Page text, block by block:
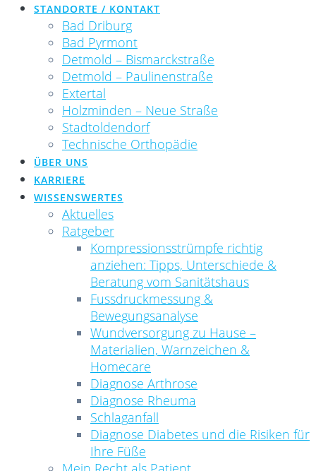
STANDORTE / KONTAKT
Bad Driburg
Bad Pyrmont
Detmold – Bismarckstraße
Detmold – Paulinenstraße
Extertal
Holzminden – Neue Straße
Stadtoldendorf
Technische Orthopädie
ÜBER UNS
KARRIERE
WISSENSWERTES
Aktuelles
Ratgeber
Kompressionsstrümpfe richtig
anziehen: Tipps, Unterschiede &
Beratung vom Sanitätshaus
Fussdruckmessung &
Bewegungsanalyse
Wundversorgung zu Hause –
Materialien, Warnzeichen &
Homecare
Diagnose Arthrose
Diagnose Rheuma
Schlaganfall
Diagnose Diabetes und die Risiken für
Ihre Füße